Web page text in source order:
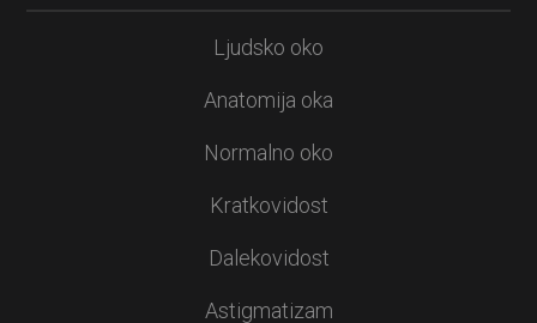
Ljudsko oko
Anatomija oka
Normalno oko
Kratkovidost
Dalekovidost
Astigmatizam